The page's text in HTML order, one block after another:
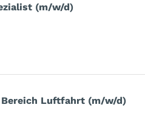
(m/w/d)
Luftfahrt (m/w/d)